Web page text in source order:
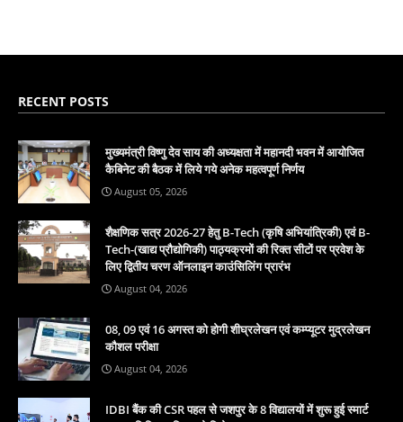
RECENT POSTS
मुख्यमंत्री विष्णु देव साय की अध्यक्षता में महानदी भवन में आयोजित
कैबिनेट की बैठक में लिये गये अनेक महत्वपूर्ण निर्णय
August 05, 2026
शैक्षणिक सत्र 2026-27 हेतु B-Tech (कृषि अभियांत्रिकी) एवं B-
Tech-(खाद्य प्रौद्योगिकी) पाठ्यक्रमों की रिक्त सीटों पर प्रवेश के
लिए द्वितीय चरण ऑनलाइन काउंसिलिंग प्रारंभ
August 04, 2026
08, 09 एवं 16 अगस्त को होगी शीघ्रलेखन एवं कम्प्यूटर मुद्रलेखन
कौशल परीक्षा
August 04, 2026
IDBI बैंक की CSR पहल से जशपुर के 8 विद्यालयों में शुरू हुई स्मार्ट